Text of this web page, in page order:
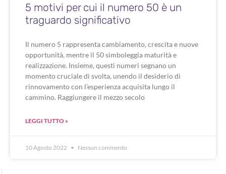
5 motivi per cui il numero 50 è un
traguardo significativo
Il numero 5 rappresenta cambiamento, crescita e nuove
opportunità, mentre il 50 simboleggia maturità e
realizzazione. Insieme, questi numeri segnano un
momento cruciale di svolta, unendo il desiderio di
rinnovamento con l’esperienza acquisita lungo il
cammino. Raggiungere il mezzo secolo
LEGGI TUTTO »
10 Agosto 2022 Nessun commento